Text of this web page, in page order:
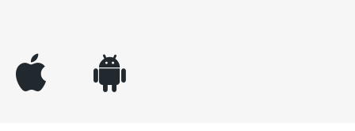
appleinc android